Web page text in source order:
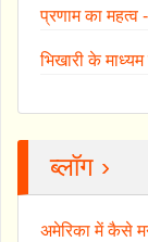
प्रणाम का महत्व
भिखारी के
ब्लॉग ›
अमेरिका में कैसे